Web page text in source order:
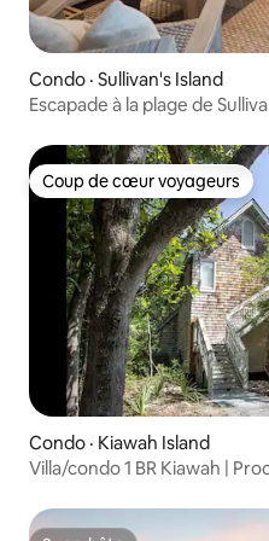
Condo · Sullivan's Island
Escapade à la plage de
Coup de cœur voyageurs
Coup de cœur voyageurs
Condo · Kiawah Island
Villa/condo 1 BR Kiawah |